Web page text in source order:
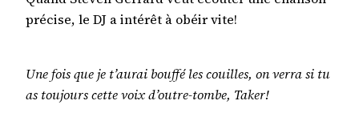
précise, le DJ a intérêt à obéir vite!
Une fois que je t’aurai bouffé les couilles, on verra si tu
as toujours cette voix d’outre-tombe, Taker!